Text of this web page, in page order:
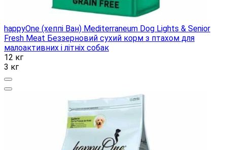
happyOne (хеппі Ван) Mediterraneum Dog Lights & Senior
Fresh Meat Беззерновий сухий корм з птахом для
малоактивних і літніх собак
12 кг
3 кг